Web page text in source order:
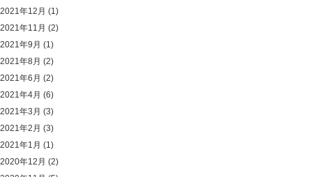
2021年12月 (1)
2021年11月 (2)
2021年9月 (1)
2021年8月 (2)
2021年6月 (2)
2021年4月 (6)
2021年3月 (3)
2021年2月 (3)
2021年1月 (1)
2020年12月 (2)